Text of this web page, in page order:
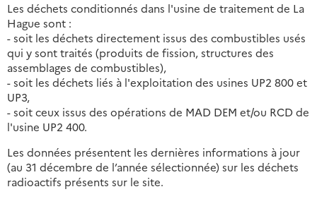
Les déchets conditionnés dans l'usine de traitement de La
Hague sont :
- soit les déchets directement issus des combustibles usés
qui y sont traités (produits de fission, structures des
assemblages de combustibles),
- soit les déchets liés à l'exploitation des usines UP2 800 et
UP3,
- soit ceux issus des opérations de MAD DEM et/ou RCD de
l'usine UP2 400.
Les données présentent les dernières informations à jour
(au 31 décembre de l’année sélectionnée) sur les déchets
radioactifs présents sur le site.